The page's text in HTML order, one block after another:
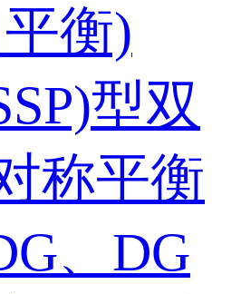
衡)
型双
称平衡
、DG